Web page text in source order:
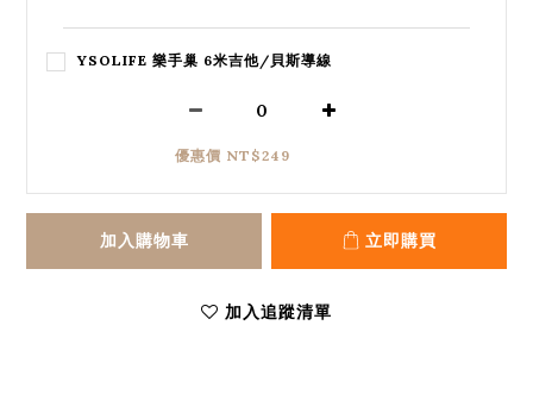
YSOLIFE 樂手巢 6米吉他/貝斯導線
優惠價 NT$249
加入購物車 立即購買
加入追蹤清單